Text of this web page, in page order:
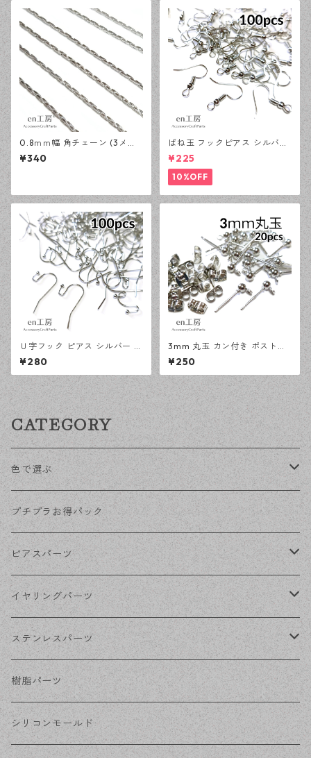
0.8ｍｍ幅 角チェーン (3メー
トル) シルバー アクセサリー
パーツ 基礎パーツ ハンドメイ
¥340
ばね玉 フックピアス シルバー
100ピース 釣針型 大容量 プチ
プラパーツ 【en工房】
¥225
10%OFF
Ｕ字フック ピアス シルバー 1
00ピース 釣針型 大容量 プチ
プラパーツ 【en工房】
¥280
3mm 丸玉 カン付き ポストピ
アス シルバー 20ピース 金属
キャッチ ピアス 【en工房】
¥250
CATEGORY
色で選ぶ
KCゴールド
ゴールド
シルバー
ホワイトシルバー
ステンレス・シルバー
ステンレス・ゴールド
プチプラお得パック
ピアスパーツ
ポストピアス
フックピアス
その他ピアス
イヤリングパーツ
ネジばねイヤリング
クリップイヤリング
ノンホールピアス
ステンレスパーツ
ステンレスピアス
ステンレスイヤリング
樹脂パーツ
シリコンモールド